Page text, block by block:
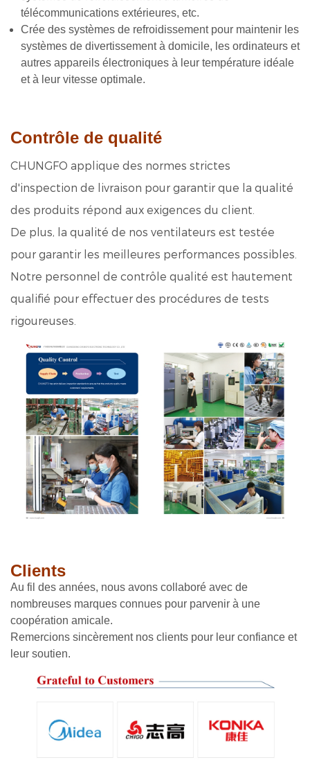
télécommunications extérieures, etc.
Crée des systèmes de refroidissement pour maintenir les
systèmes de divertissement à domicile, les ordinateurs et
autres appareils électroniques à leur température idéale
et à leur vitesse optimale.
Contrôle de qualité
CHUNGFO applique des normes strictes
d'inspection de livraison pour garantir que la qualité
des produits répond aux exigences du client.
De plus, la qualité de nos ventilateurs est testée
pour garantir les meilleures performances possibles.
Notre personnel de contrôle qualité est hautement
qualifié pour effectuer des procédures de tests
rigoureuses.
Clients
Au fil des années, nous avons collaboré avec de
nombreuses marques connues pour parvenir à une
coopération amicale.
Remercions sincèrement nos clients pour leur confiance et
leur soutien.